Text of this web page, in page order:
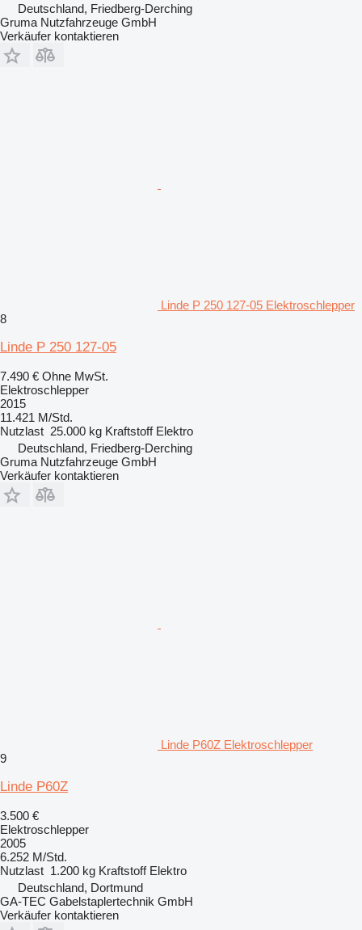
Deutschland, Friedberg-Derching
Gruma Nutzfahrzeuge GmbH
Verkäufer kontaktieren
Linde P 250 127-05 Elektroschlepper
8
Linde P 250 127-05
7.490 € Ohne MwSt.
Elektroschlepper
2015
11.421 M/Std.
Nutzlast 25.000 kg Kraftstoff Elektro
Deutschland, Friedberg-Derching
Gruma Nutzfahrzeuge GmbH
Verkäufer kontaktieren
Linde P60Z Elektroschlepper
9
Linde P60Z
3.500 €
Elektroschlepper
2005
6.252 M/Std.
Nutzlast 1.200 kg Kraftstoff Elektro
Deutschland, Dortmund
GA-TEC Gabelstaplertechnik GmbH
Verkäufer kontaktieren